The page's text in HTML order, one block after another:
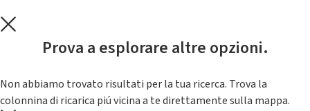
Prova a esplorare altre opzioni.
Non abbiamo trovato risultati per la tua ricerca. Trova la
colonnina di ricarica piú vicina a te direttamente sulla mappa.